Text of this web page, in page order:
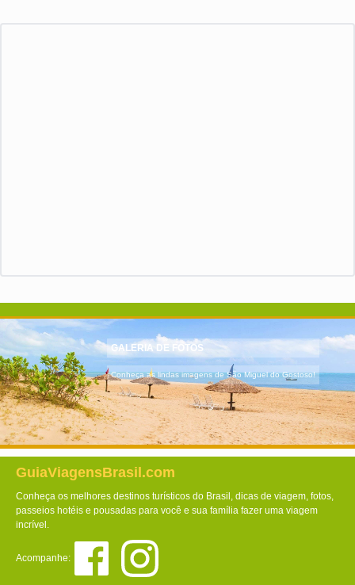
GALERIA DE FOTOS
Conheça as lindas imagens de São Miguel do Gostoso!
GuiaViagensBrasil.com
Conheça os melhores destinos turísticos do Brasil, dicas de viagem, fotos,
passeios hotéis e pousadas para você e sua família fazer uma viagem
incrível.
Acompanhe: